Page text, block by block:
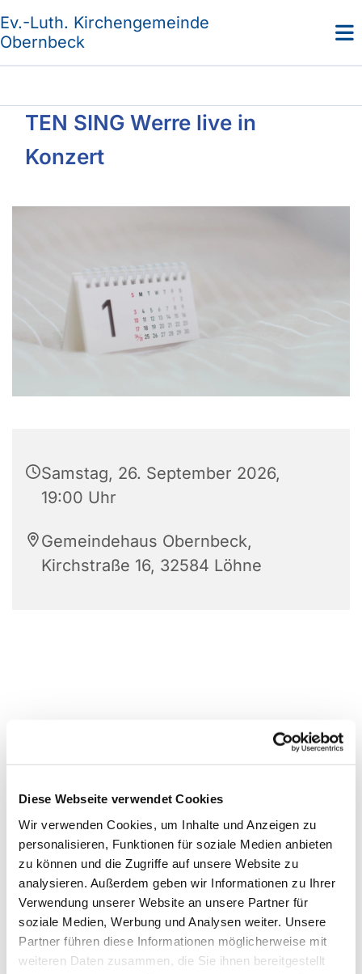
Diese Webseite verwendet Cookies
Wir verwenden Cookies, um Inhalte und Anzeigen zu
personalisieren, Funktionen für soziale Medien anbieten
zu können und die Zugriffe auf unsere Website zu
analysieren. Außerdem geben wir Informationen zu Ihrer
Verwendung unserer Website an unsere Partner für
soziale Medien, Werbung und Analysen weiter. Unsere
Partner führen diese Informationen möglicherweise mit
weiteren Daten zusammen, die Sie ihnen bereitgestellt
Ev.-Luth. Kirchengemeinde
Obernbeck
TEN SING Werre live in
Konzert
Samstag, 26. September 2026,
19:00 Uhr
Gemeindehaus Obernbeck,
Kirchstraße 16, 32584 Löhne